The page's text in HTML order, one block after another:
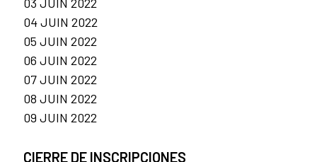
04 JUIN 2022
05 JUIN 2022
06 JUIN 2022
07 JUIN 2022
08 JUIN 2022
09 JUIN 2022
CIERRE DE INSCRIPCIONES